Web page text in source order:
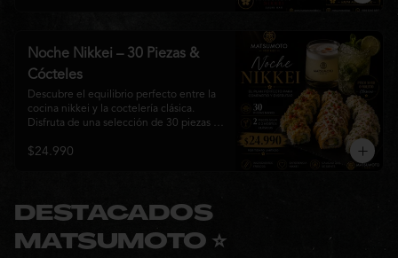
Incluye un Hot Tori de regalo (10 piezas):
crema y cebollín, frito en panko hasta
obtener un dorado perfecto y una
textura irresistible.
Noche Nikkei – 30 Piezas &
Cócteles
Descubre el equilibrio perfecto entre la
cocina nikkei y la coctelería clásica.
Disfruta de una selección de 30 piezas
frescos, acompañadas de 2 Pisco Sour o
a Matsumoto Nikkei.
Ideal para: una cita, una salida con
amigos o una noche especial llena de
$24.990
DESTACADOS
MATSUMOTO ⭐